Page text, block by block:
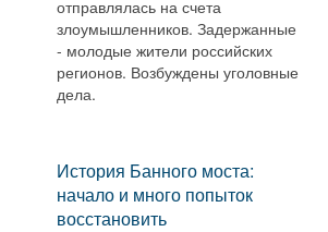
отправлялась на счета
злоумышленников. Задержанные
- молодые жители российских
регионов. Возбуждены уголовные
дела.
История Банного моста:
начало и много попыток
восстановить